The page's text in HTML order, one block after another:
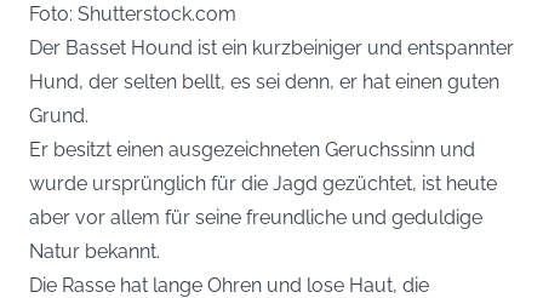
Foto: Shutterstock.com
Der Basset Hound ist ein kurzbeiniger und entspannter
Hund, der selten bellt, es sei denn, er hat einen guten
Grund.
Er besitzt einen ausgezeichneten Geruchssinn und
wurde ursprünglich für die Jagd gezüchtet, ist heute
aber vor allem für seine freundliche und geduldige
Natur bekannt.
Die Rasse hat lange Ohren und lose Haut, die